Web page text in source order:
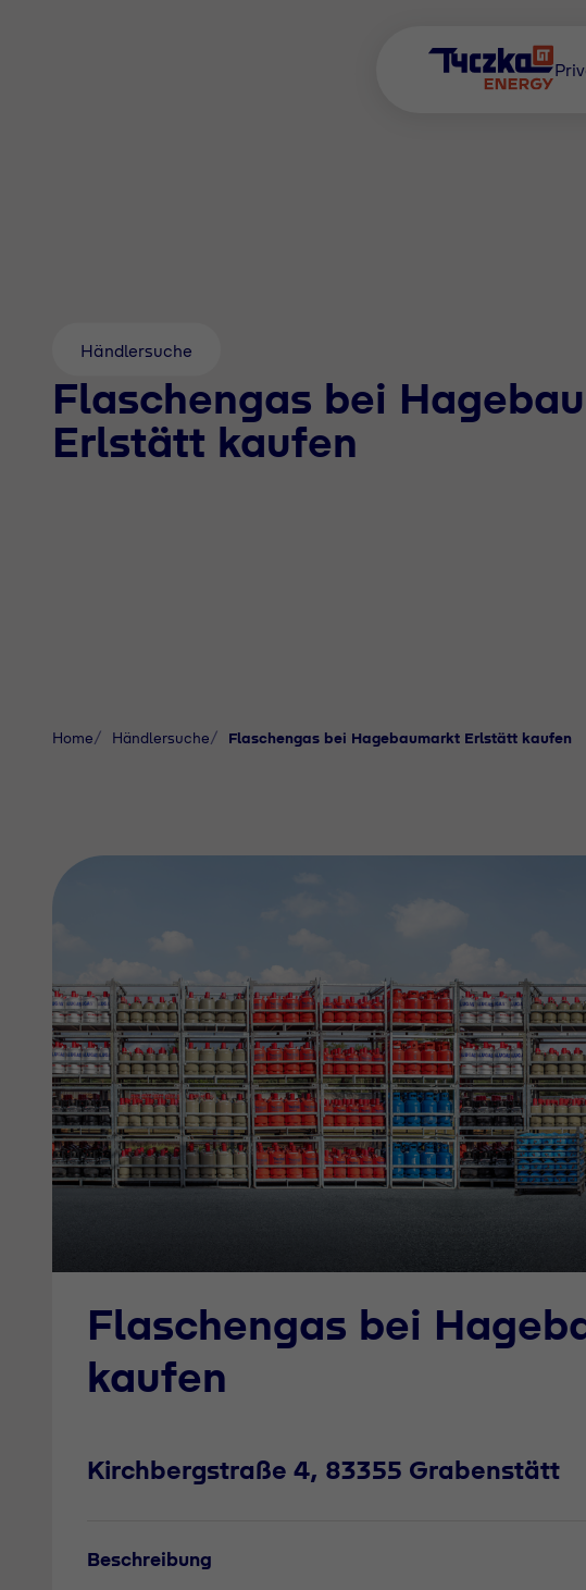
Händlersuche
Flaschengas bei
Erlstätt kaufen
Home Händlersuche Flaschengas bei Hagebaumarkt Erlstätt kaufen
Flaschengas bei
kaufen
Kirchbergstraße 4, 83355 Grabenstätt
Beschreibung